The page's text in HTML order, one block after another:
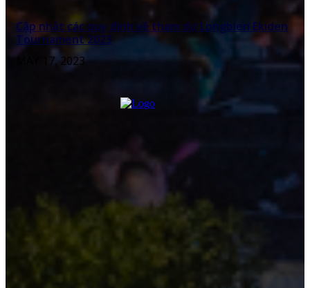
Cập nhật các quy định về tham dự Longbien Ekiden
Tournament 2023
MAY 17, 2023